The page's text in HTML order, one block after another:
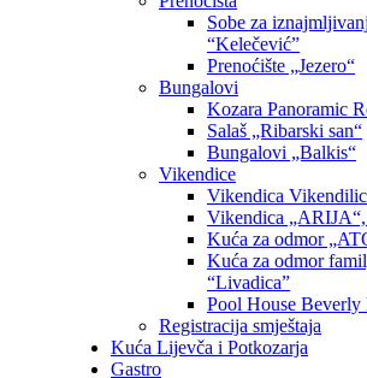
Sobe za
“Kelečević”
Prenoćište „Jezero“
Bungalovi
Kozara Panoramic
Salaš „Ribarski san“
Bungalovi „Balkis“
Vikendice
Vikendica
Vikendica
Kuća za odmor
Kuća za odmor
“Livadica”
Pool House
Registracija smještaja
Kuća Lijevča i Potkozarja
Gastro